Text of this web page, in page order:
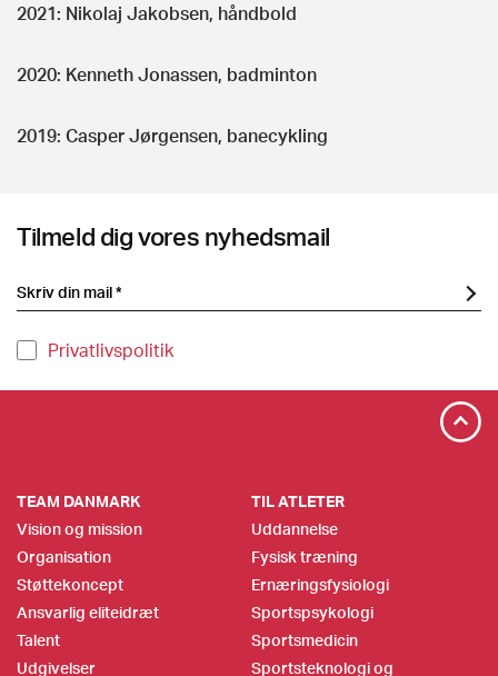
2021: Nikolaj Jakobsen, håndbold
2020: Kenneth Jonassen, badminton
2019: Casper Jørgensen, banecykling
Tilmeld dig vores nyhedsmail
Privatlivspolitik
TEAM DANMARK
Vision og mission
Organisation
Støttekoncept
Ansvarlig eliteidræt
Talent
Udgivelser
TIL ATLETER
Uddannelse
Fysisk træning
Ernæringsfysiologi
Sportspsykologi
Sportsmedicin
Sportsteknologi og